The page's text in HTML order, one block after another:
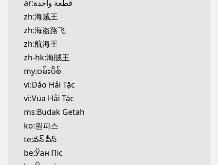
ar:قطعة واحدة
zh:海贼王
zh:海盗路飞
zh:航海王
zh-hk:海賊王
my:ဝမ်းပိစ်
vi:Đảo Hải Tặc
vi:Vua Hải Tặc
ms:Budak Getah
ko:원피스
te:వన్ పీస్
be:Ўан Піс